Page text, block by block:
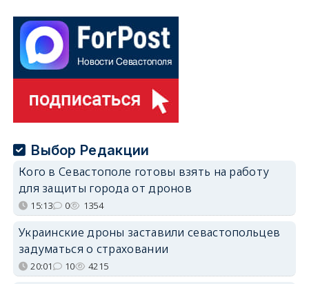
Выбор Редакции
Кого в Севастополе готовы взять на работу
для защиты города от дронов
15:13 0 1354
Украинские дроны заставили севастопольцев
задуматься о страховании
20:01 10 4215